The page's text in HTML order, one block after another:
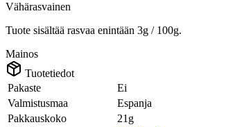
Vähärasvainen
Tuote sisältää rasvaa enintään 3g / 100g.
Mainos
Tuotetiedot
Pakaste
Ei
Valmistusmaa
Espanja
Pakkauskoko
21g